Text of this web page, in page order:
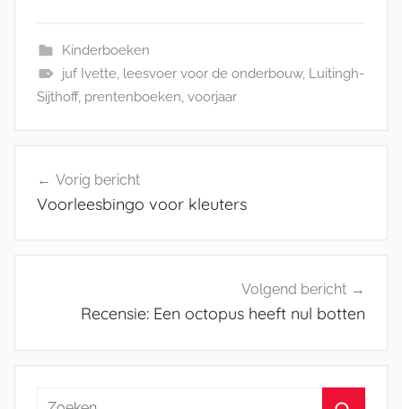
Kinderboeken
juf Ivette, leesvoer voor de onderbouw, Luitingh-
Sijthoff, prentenboeken, voorjaar
navigatie
Vorig bericht
Voorleesbingo voor kleuters
Volgend bericht
Recensie: Een octopus heeft nul botten
Zoeken